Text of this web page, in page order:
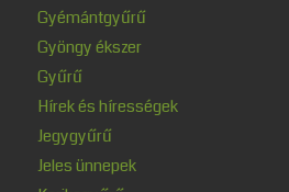
Gyémántgyűrű
Gyöngy ékszer
Gyűrű
Hírek és hírességek
Jegygyűrű
Jeles ünnepek